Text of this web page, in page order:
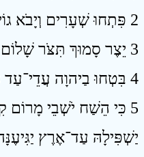
2 פִּתְחוּ שְׁעָרִים וְיָבֹא גוֹי־צַדִּיק שֹׁמֵר אֱמֻנִים ׃
3 יֵצֶר סָמוּךְ תִּצֹּר שָׁלוֹם שָׁלוֹם כִּי בְךָ בָּטוּחַ ׃
4 בִּטְחוּ בַיהוָה עֲדֵי־עַד כִּי בְּיָהּ יְהוָה צוּר עוֹלָמִים ׃
5 כִּי הֵשַׁח יֹשְׁבֵי מָרוֹם
יַשְׁפִּילָהּ עַד־אֶרֶץ